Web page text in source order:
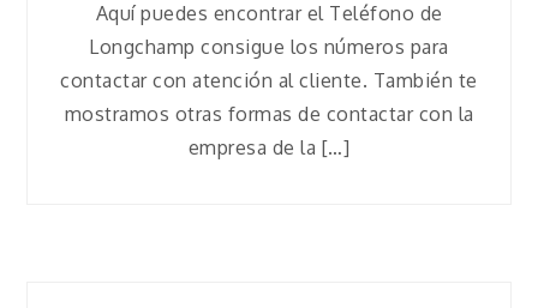
Aquí puedes encontrar el Teléfono de
Longchamp consigue los números para
contactar con atención al cliente. También te
mostramos otras formas de contactar con la
empresa de la […]